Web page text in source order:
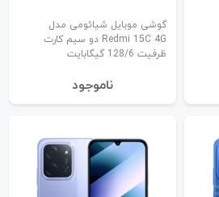
گوشی موبایل شیائومی مدل
Redmi 15C 4G دو سیم کارت
ظرفیت 128/6 گیگابایت
نا‌موجود